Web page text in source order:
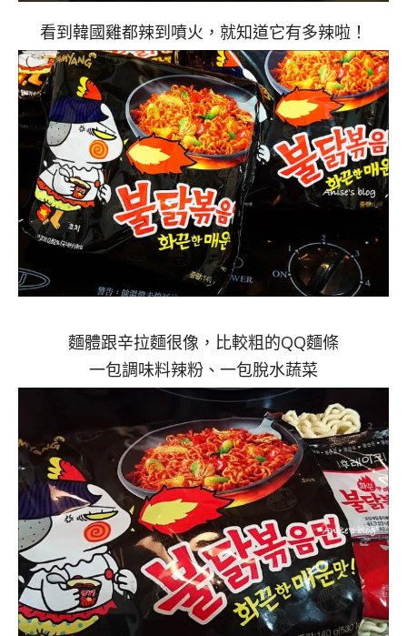
看到韓國雞都辣到噴火，就知道它有多辣啦！
麵體跟辛拉麵很像，比較粗的QQ麵條
一包調味料辣粉、一包脫水蔬菜